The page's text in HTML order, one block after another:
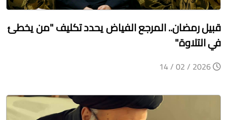
قبيل رمضان.. المرجع الفياض يحدد تكليف "من يخطئ
في التلاوة"